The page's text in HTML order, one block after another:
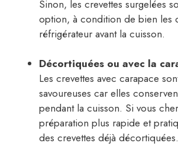
Sinon, les crevettes surgelées
option, à condition de bien les
réfrigérateur avant la cuisson.
Décortiquées ou avec la
Les crevettes avec carapace
savoureuses car elles
pendant la cuisson. Si vous
préparation plus rapide et
des crevettes déjà décortiquées.